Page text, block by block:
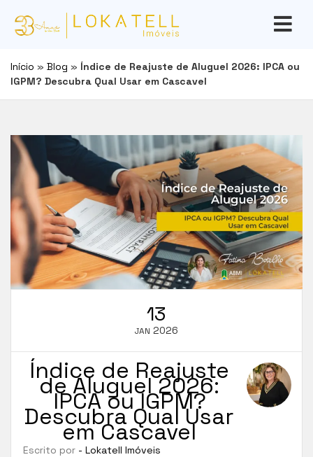
Início » Blog » Índice de Reajuste de Aluguel 2026: IPCA ou
IGPM? Descubra Qual Usar em Cascavel
13
JAN 2026
Índice de Reajuste
de Aluguel 2026:
IPCA ou IGPM?
Descubra Qual Usar
em Cascavel
Escrito por - Lokatell Imóveis